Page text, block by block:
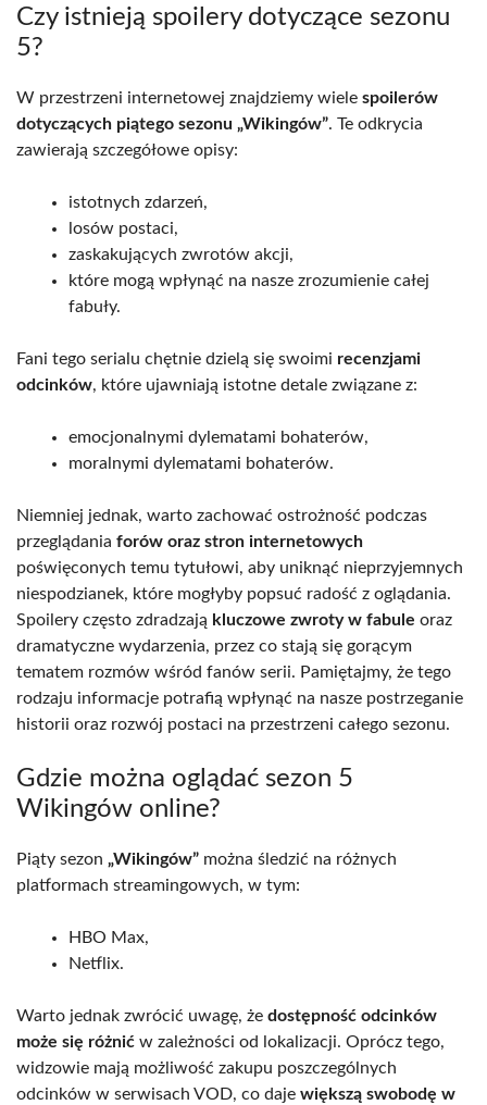
Czy istnieją spoilery dotyczące sezonu
5?
W przestrzeni internetowej znajdziemy wiele spoilerów
dotyczących piątego sezonu „Wikingów”. Te odkrycia
zawierają szczegółowe opisy:
istotnych zdarzeń,
losów postaci,
zaskakujących zwrotów akcji,
które mogą wpłynąć na nasze zrozumienie całej
fabuły.
Fani tego serialu chętnie dzielą się swoimi recenzjami
odcinków, które ujawniają istotne detale związane z:
emocjonalnymi dylematami bohaterów,
moralnymi dylematami bohaterów.
Niemniej jednak, warto zachować ostrożność podczas
przeglądania forów oraz stron internetowych
poświęconych temu tytułowi, aby uniknąć nieprzyjemnych
niespodzianek, które mogłyby popsuć radość z oglądania.
Spoilery często zdradzają kluczowe zwroty w fabule oraz
dramatyczne wydarzenia, przez co stają się gorącym
tematem rozmów wśród fanów serii. Pamiętajmy, że tego
rodzaju informacje potrafią wpłynąć na nasze postrzeganie
historii oraz rozwój postaci na przestrzeni całego sezonu.
Gdzie można oglądać sezon 5
Wikingów online?
Piąty sezon „Wikingów” można śledzić na różnych
platformach streamingowych, w tym:
HBO Max,
Netflix.
Warto jednak zwrócić uwagę, że dostępność odcinków
może się różnić w zależności od lokalizacji. Oprócz tego,
widzowie mają możliwość zakupu poszczególnych
odcinków w serwisach VOD, co daje większą swobodę w